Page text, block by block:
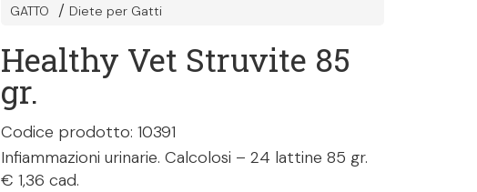
GATTO Diete per Gatti
Healthy Vet Struvite 85
gr.
Codice prodotto: 10391
Infiammazioni urinarie. Calcolosi – 24 lattine 85 gr.
€ 1,36 cad.